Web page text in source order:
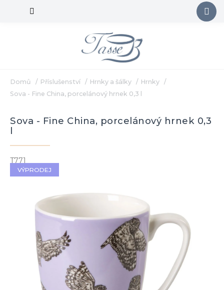
Domů / Příslušenství / Hrnky a šálky / Hrnky /
Sova - Fine China, porcelánový hrnek 0,3 l
Sova - Fine China, porcelánový hrnek 0,3
l
T771
VÝPRODEJ